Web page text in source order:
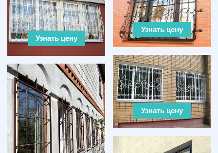
Узнать цену
Узнать цену
Узнать цену